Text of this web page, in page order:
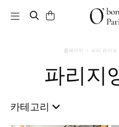
Toggle navigation
홈페이지 파리 라이프
파리
카테고리